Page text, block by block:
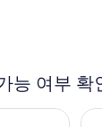
능 여부 확
확인, 8월 8 -
내